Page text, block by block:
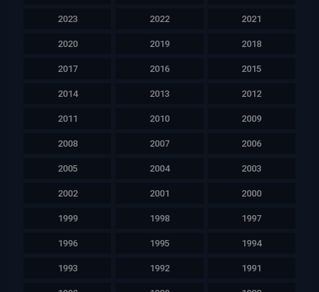
2023 2022 2021
2020 2019 2018
2017 2016 2015
2014 2013 2012
2011 2010 2009
2008 2007 2006
2005 2004 2003
2002 2001 2000
1999 1998 1997
1996 1995 1994
1993 1992 1991